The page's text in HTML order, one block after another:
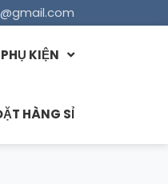
PHỤ KIỆN
HÀNG SỈ